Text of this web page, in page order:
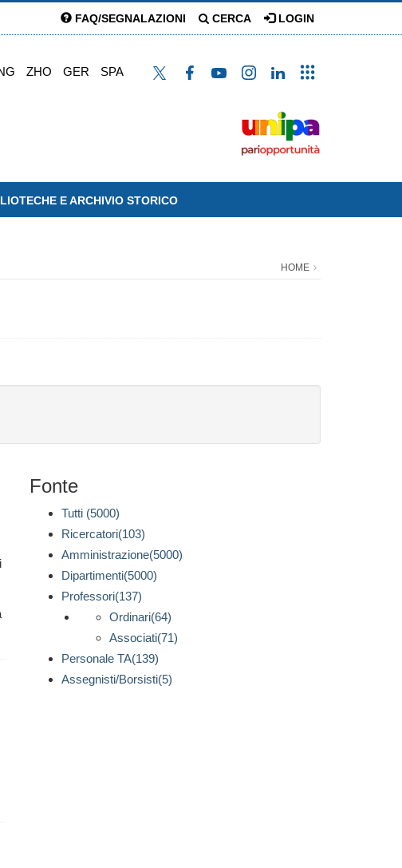
FAQ/SEGNALAZIONI CERCA LOGIN
ZHO GER SPA
E ARCHIVIO STORICO
HOME
Fonte
Tutti (5000)
Ricercatori(103)
Amministrazione(5000)
Dipartimenti(5000)
Professori(137)
Ordinari(64)
Associati(71)
Personale TA(139)
Assegnisti/Borsisti(5)